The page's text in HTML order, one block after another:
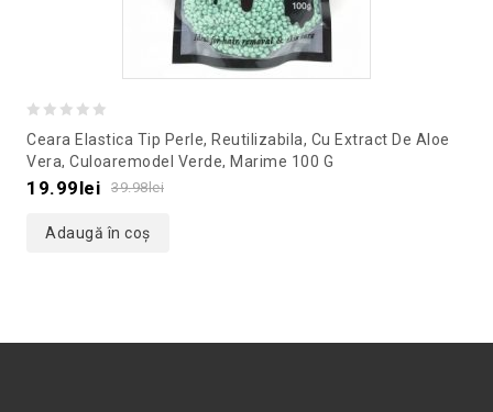
out
of
Ceara Elastica Tip Perle, Reutilizabila, Cu Extract De Aloe
Vera, Culoaremodel Verde, Marime 100 G
39.98lei
19.99lei
Adaugă în coș